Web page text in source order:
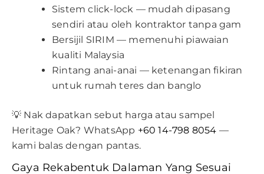
Sistem click-lock — mudah dipasang
sendiri atau oleh kontraktor tanpa gam
Bersijil SIRIM — memenuhi piawaian
kualiti Malaysia
Rintang anai-anai — ketenangan fikiran
untuk rumah teres dan banglo
💡 Nak dapatkan sebut harga atau sampel
Heritage Oak? WhatsApp +60 14-798 8054 —
kami balas dengan pantas.
Gaya Rekabentuk Dalaman Yang Sesuai